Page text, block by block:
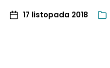
17 listopada 2018